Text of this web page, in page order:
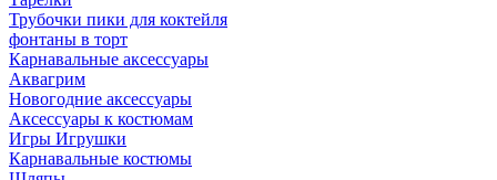
Трубочки пики для коктейля
фонтаны в торт
Карнавальные аксессуары
Аквагрим
Новогодние аксессуары
Аксессуары к костюмам
Игры Игрушки
Карнавальные костюмы